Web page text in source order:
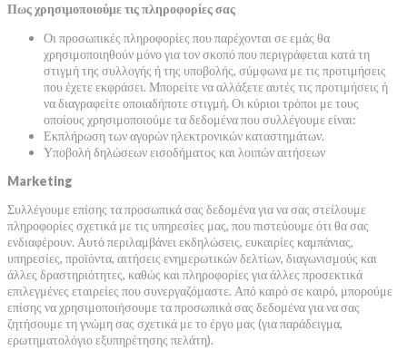
Πως χρησιμοποιούμε τις πληροφορίες σας
Οι προσωπικές πληροφορίες που παρέχονται σε εμάς θα
χρησιμοποιηθούν μόνο για τον σκοπό που περιγράφεται κατά τη
στιγμή της συλλογής ή της υποβολής, σύμφωνα με τις προτιμήσεις
που έχετε εκφράσει. Μπορείτε να αλλάξετε αυτές τις προτιμήσεις ή
να διαγραφείτε οποιαδήποτε στιγμή. Οι κύριοι τρόποι με τους
οποίους χρησιμοποιούμε τα δεδομένα που συλλέγουμε είναι:
Εκπλήρωση των αγορών ηλεκτρονικών καταστημάτων.
Υποβολή δηλώσεων εισοδήματος και λοιπών αιτήσεων
Marketing
Συλλέγουμε επίσης τα προσωπικά σας δεδομένα για να σας στείλουμε
πληροφορίες σχετικά με τις υπηρεσίες μας, που πιστεύουμε ότι θα σας
ενδιαφέρουν. Αυτό περιλαμβάνει εκδηλώσεις, ευκαιρίες καμπάνιας,
υπηρεσίες, προϊόντα, αιτήσεις ενημερωτικών δελτίων, διαγωνισμούς και
άλλες δραστηριότητες, καθώς και πληροφορίες για άλλες προσεκτικά
επιλεγμένες εταιρείες που συνεργαζόμαστε. Από καιρό σε καιρό, μπορούμε
επίσης να χρησιμοποιήσουμε τα προσωπικά σας δεδομένα για να σας
ζητήσουμε τη γνώμη σας σχετικά με το έργο μας (για παράδειγμα,
ερωτηματολόγιο εξυπηρέτησης πελάτη).